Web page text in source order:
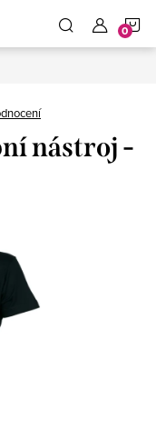
nástroj -